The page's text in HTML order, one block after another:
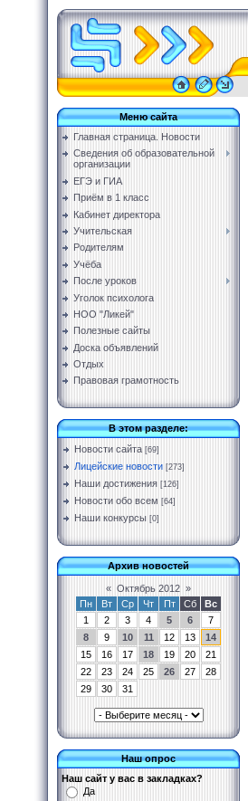
Меню сайта
Главная страница. Новости
Сведения об образовательной
организации
ЕГЭ и ГИА
Приём в 1 класс
Кабинет директора
Учительская
Родителям
Учёба
После уроков
Уголок психолога
НОО "Ликей"
Полезные сайты
Доска объявлений
Отдых
Правовая грамотность
В этом разделе:
Новости сайта [69]
Лицейские новости [273]
Наши достижения [126]
Новости обо всем [64]
Наши конкурсы [0]
Архив новостей
« Октябрь 2012 »
Пн
Вт Ср Чт Пт Сб
Вс
1
2 3 4 5 6
7
8
9 10 11 12 13
14
15
16 17 18 19 20
21
22
23 24 25 26 27
28
29
30 31
Наш опрос
Наш сайт у вас в закладках?
Да